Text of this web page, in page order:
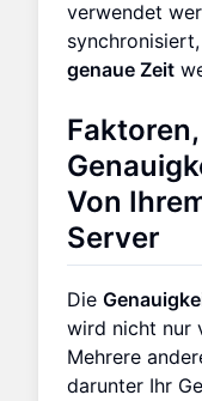
verwendet
genaue Zeit
Von
Server
Die
wird nicht nur
Mehrere
darunter Ihr